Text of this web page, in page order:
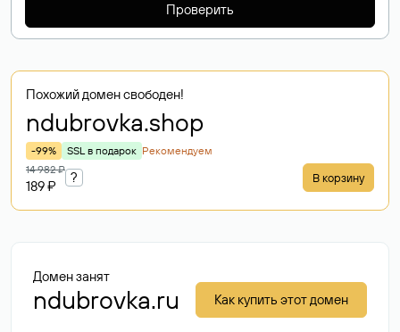
Проверить
Похожий домен свободен!
ndubrovka.shop
-99% SSL в подарок Рекомендуем
14 982 ₽
189 ₽
? В корзину
Домен занят
ndubrovka.ru Как купить этот домен